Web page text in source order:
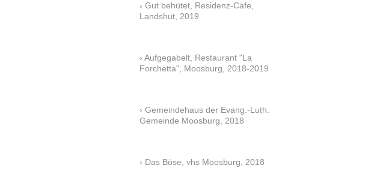
Gut behütet, Residenz-Cafe,
Landshut, 2019
Aufgegabelt, Restaurant "La
Forchetta", Moosburg, 2018-2019
Gemeindehaus der Evang.-Luth.
Gemeinde Moosburg, 2018
Das Böse, vhs Moosburg, 2018